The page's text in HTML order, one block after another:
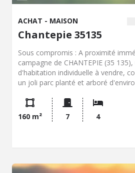
ACHAT - MAISON
Chantepie 35135
Sous compromis : A proximité
campagne de CHANTEPIE (35
d'habitation individuelle à vendre,
un joli parc planté et arboré
une salle de bains attenante, un
cheminée, une cuisine aménagée
ouvrant sur une véranda orientée
palier-dégagement, trois
banché). Terrasse en bois et
160 m² 7 4